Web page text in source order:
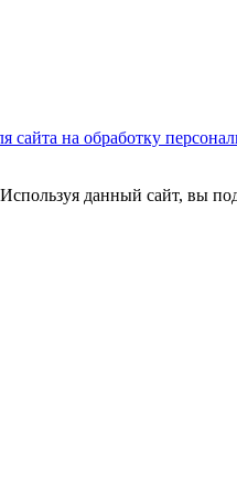
сайта на обработку
данный сайт, вы